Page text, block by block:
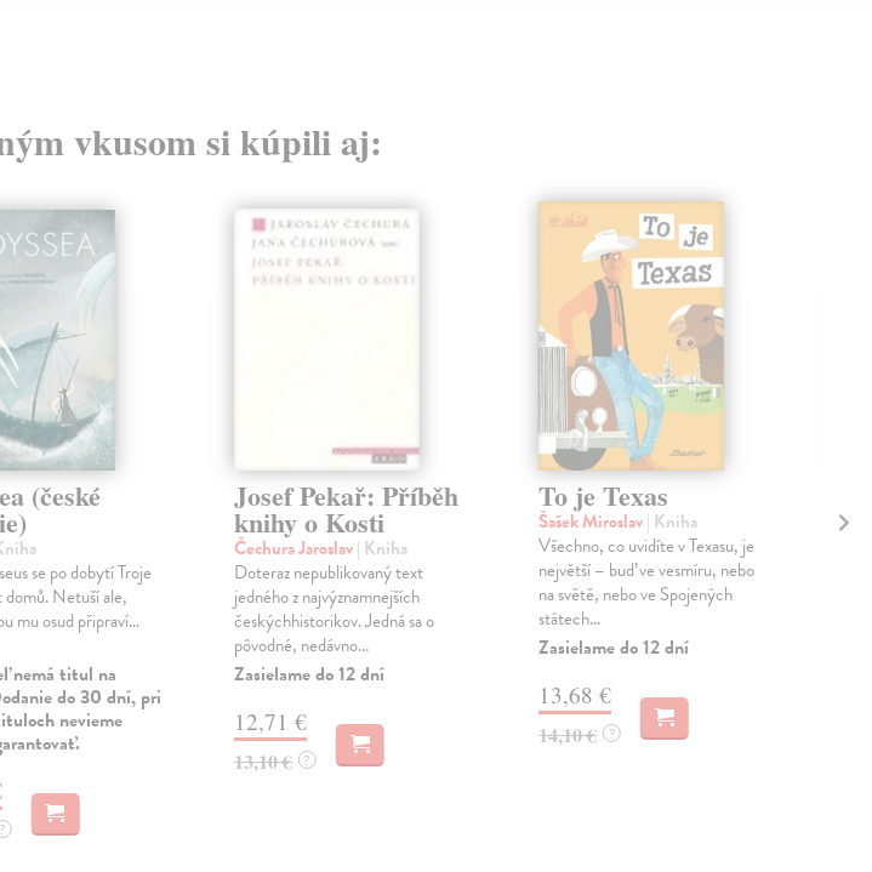
vkusom si kúpili aj:
(české
se po dobytí Troje
Netuší ale,
mu osud připraví…
nemá titul na
do 30 dní, pri
nevieme
?
Josef Pekař: Příběh
knihy o Kosti
Čechura Jaroslav| Kniha
Doteraz nepublikovaný text
jedného z najvýznamnejších
českýchhistorikov. Jedná sa o
pôvodné, nedávno...
Zasielame do 12 dní
12,71 €
13,10 € ?
To je Texas
Šašek Miroslav| Kniha
Všechno, co uvidíte v Texasu, je
největší – buď ve vesmíru, nebo
na světě, nebo ve Spojených
státech...
Zasielame do 12 dní
13,68 €
14,10 € ?